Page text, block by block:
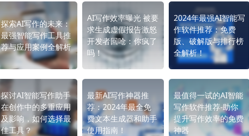
探索AI写作的未来：
最强智能写作工具推
荐与应用案例全解析
AI写作效率曝光 被要
求生成虚假报告激怒
开发者回呛：你疯了
吗！
2024年最强AI智能写
作软件推荐：免费
版、破解版与排行榜
全解析！
探讨AI智能写作助手
在创作中的多重应用
及影响，如何选择最
佳工具？
最新AI写作神器推
荐：2024年最全免
费文本生成器和助手
使用指南！
最值得一试的AI智能
写作软件推荐-助你
提升写作效率的免费
神器